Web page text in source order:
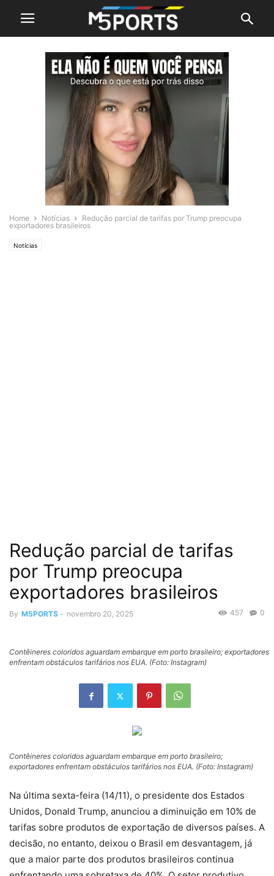
Home Notícias
Redução parcial de tarifas por Trump preocupa
exportadores brasileiros
Notícias
Redução parcial de tarifas
por Trump preocupa
exportadores brasileiros
By M5PORTS - novembro 20, 2025 0
457
Contêineres coloridos aguardam embarque em porto brasileiro; exportadores
enfrentam obstáculos tarifários nos EUA. (Foto: Instagram)
Contêineres coloridos aguardam embarque em porto brasileiro;
exportadores enfrentam obstáculos tarifários nos EUA. (Foto: Instagram)
Na última sexta-feira (14/11), o presidente dos Estados
Unidos, Donald Trump, anunciou a diminuição em 10% de
tarifas sobre produtos de exportação de diversos países. A
decisão, no entanto, deixou o Brasil em desvantagem, já
que a maior parte dos produtos brasileiros continua